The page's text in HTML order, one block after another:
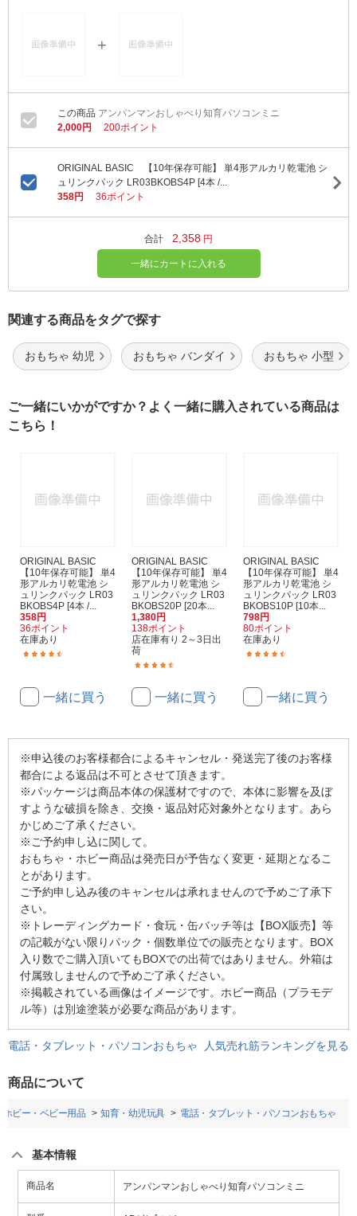
アンパンマンおしゃべり知育パソコンミニ
2,000円
200ポイント
ORIGINAL BASIC 【10年保存可能】 単4形アルカリ乾電池 シ
ュリンクパック LR03BKOBS4P [4本 /...
358円
36ポイント
合計 2,358 円
一緒にカートに入れる
関連する商品をタグで探す
おもちゃ 幼児 おもちゃ バンダイ おもちゃ 小型
ご一緒にいかがですか？よく一緒に購入されている商品は
こちら！
ORIGINAL BASIC
【10年保存可能】 単4
形アルカリ乾電池 シ
ュリンクパック LR03
BKOBS4P [4本 /...
358円
36ポイント
在庫あり
一緒に買う
ORIGINAL BASIC
【10年保存可能】 単4
形アルカリ乾電池 シ
ュリンクパック LR03
BKOBS20P [20本...
1,380円
138ポイント
店在庫有り 2～3日出
荷
一緒に買う
ORIGINAL BASIC
【10年保存可能】 単4
形アルカリ乾電池 シ
ュリンクパック LR03
BKOBS10P [10本...
798円
80ポイント
在庫あり
一緒に買う
※申込後のお客様都合によるキャンセル・発送完了後のお客様
都合による返品は不可とさせて頂きます。
※パッケージは商品本体の保護材ですので、本体に影響を及ぼ
すような破損を除き、交換・返品対応対象外となります。あら
かじめご了承ください。
※ご予約申し込に関して。
おもちゃ・ホビー商品は発売日が予告なく変更・延期となるこ
とがあります。
ご予約申し込み後のキャンセルは承れませんので予めご了承下
さい。
※トレーディングカード・食玩・缶バッチ等は【BOX販売】等
の記載がない限りパック・個数単位での販売となります。BOX
入り数でご購入頂いてもBOXでの出荷ではありません。外箱は
付属致しませんので予めご了承ください。
※掲載されている画像はイメージです。ホビー商品（プラモデ
ル等）は別途塗装が必要な商品があります。
電話・タブレット・パソコンおもちゃ 人気売れ筋ランキングを見る
商品について
ホビー・ベビー用品 知育・幼児玩具 電話・タブレット・パソコンおもちゃ
基本情報
商品名 アンパンマンおしゃべり知育パソコンミニ